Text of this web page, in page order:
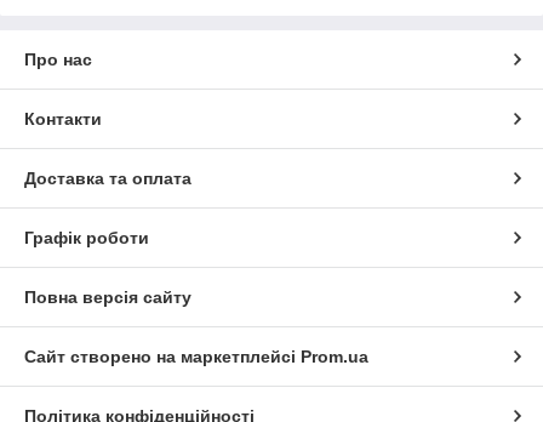
Про нас
Контакти
Доставка та оплата
Графік роботи
Повна версія сайту
Сайт створено на маркетплейсі Prom.ua
Політика конфіденційності